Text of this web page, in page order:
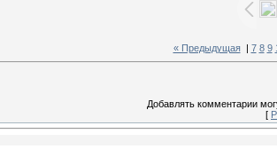
« Предыдущая| 7 8 9
Добавлять комментарии
[